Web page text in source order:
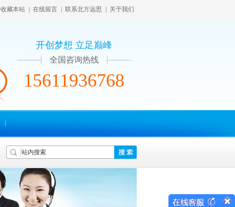
收藏本站 在线留言 联系北方远思 关于我们
开创梦想 立足巅峰
全国咨询热线
15611936768